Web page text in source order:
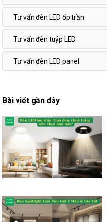
Tư vấn đèn LED ốp trần
Tư vấn đèn tuýp LED
Tư vấn đèn LED panel
Bài viết gần đây